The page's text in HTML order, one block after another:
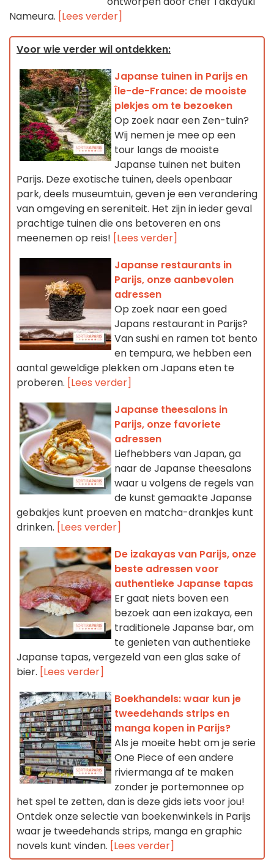
Nameura. [Lees verder]
Voor wie verder wil ontdekken:
Japanse tuinen in Parijs en
Île-de-France: de mooiste
plekjes om te bezoeken
Op zoek naar een Zen-tuin?
Wij nemen je mee op een
tour langs de mooiste
Japanse tuinen net buiten
Parijs. Deze exotische tuinen, deels openbaar
park, deels museumtuin, geven je een verandering
van omgeving en sereniteit. Het zijn in ieder geval
prachtige tuinen die ons betoveren en ons
meenemen op reis! [Lees verder]
Japanse restaurants in
Parijs, onze aanbevolen
adressen
Op zoek naar een goed
Japans restaurant in Parijs?
Van sushi en ramen tot bento
en tempura, we hebben een
aantal geweldige plekken om Japans eten te
proberen. [Lees verder]
Japanse theesalons in
Parijs, onze favoriete
adressen
Liefhebbers van Japan, ga
naar de Japanse theesalons
waar u volgens de regels van
de kunst gemaakte Japanse
gebakjes kunt proeven en matcha-drankjes kunt
drinken. [Lees verder]
De izakayas van Parijs, onze
beste adressen voor
authentieke Japanse tapas
Er gaat niets boven een
bezoek aan een izakaya, een
traditionele Japanse bar, om
te genieten van authentieke
Japanse tapas, vergezeld van een glas sake of
bier. [Lees verder]
Boekhandels: waar kun je
tweedehands strips en
manga kopen in Parijs?
Als je moeite hebt om je serie
One Piece of een andere
riviermanga af te maken
zonder je portemonnee op
het spel te zetten, dan is deze gids iets voor jou!
Ontdek onze selectie van boekenwinkels in Parijs
waar je tweedehands strips, manga en graphic
novels kunt vinden. [Lees verder]